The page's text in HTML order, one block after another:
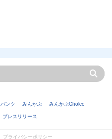
バンク みんかぶ
みんかぶChoice
プレスリリース
プライバシーポリシー